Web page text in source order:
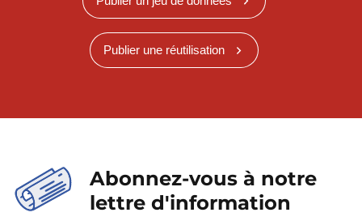
Publier une réutilisation
Abonnez-vous à notre
lettre d'information